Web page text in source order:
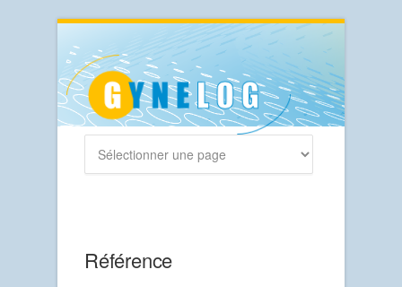
Référence